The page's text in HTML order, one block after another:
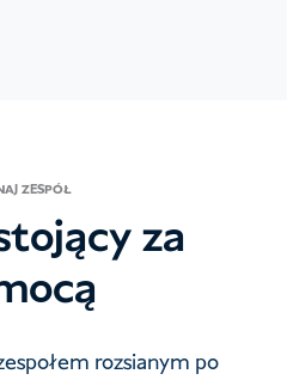
ZESPÓŁ
za
rozsianym po